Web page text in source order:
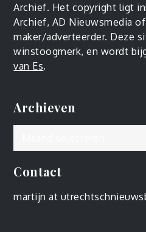
Archief. Het copyright ligt
Archief, AD Nieuwsmedia
maker/adverteerder. Deze
winstoogmerk, en wordt
van Es.
Archieven
Contact
martijn at